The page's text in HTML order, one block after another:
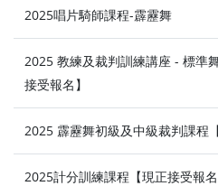
2025唱片騎師課程-霹靂舞
⁠2025 教練及裁判訓練講座 - 標準
接受報名】
2025 霹靂舞初級及中級裁判課程
2025計分訓練課程【現正接受報名